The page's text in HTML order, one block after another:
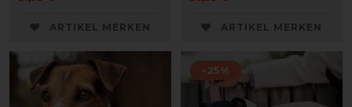
ARTIKEL MERKEN ARTIKEL MERKEN
-25%